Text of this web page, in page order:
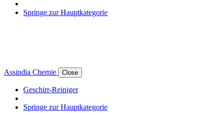
Springe zur Hauptkategorie
Assindia Chemie Close
Geschirr-Reiniger
Springe zur Hauptkategorie